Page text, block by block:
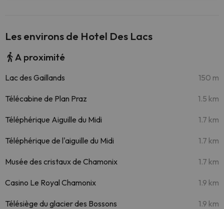
Les environs de Hotel Des Lacs
A proximité
Lac des Gaillands 150 m
Télécabine de Plan Praz 1.5 km
Téléphérique Aiguille du Midi 1.7 km
Téléphérique de l'aiguille du Midi 1.7 km
Musée des cristaux de Chamonix 1.7 km
Casino Le Royal Chamonix 1.9 km
Télésiège du glacier des Bossons 1.9 km